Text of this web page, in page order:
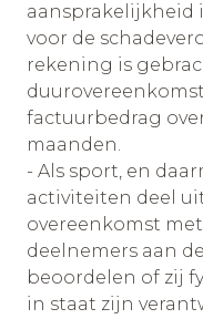
aansprakelijkheid
voor de
rekening is
factuurbedrag
maanden.
- Als sport, en
activiteiten deel
overeenkomst
deelnemers aan
beoordelen of zij
in staat zijn